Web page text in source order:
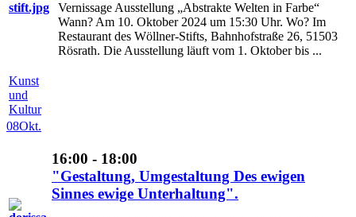
Vernissage Ausstellung „Abstrakte Welten in Farbe“
Wann? Am 10. Oktober 2024 um 15:30 Uhr. Wo? Im
Restaurant des Wöllner-Stifts, Bahnhofstraße 26, 51503
Rösrath. Die Ausstellung läuft vom 1. Oktober bis ...
Kunst
und
Kultur
08Okt.
16:00 - 18:00
"Gestaltung, Umgestaltung Des ewigen
Sinnes ewige Unterhaltung".